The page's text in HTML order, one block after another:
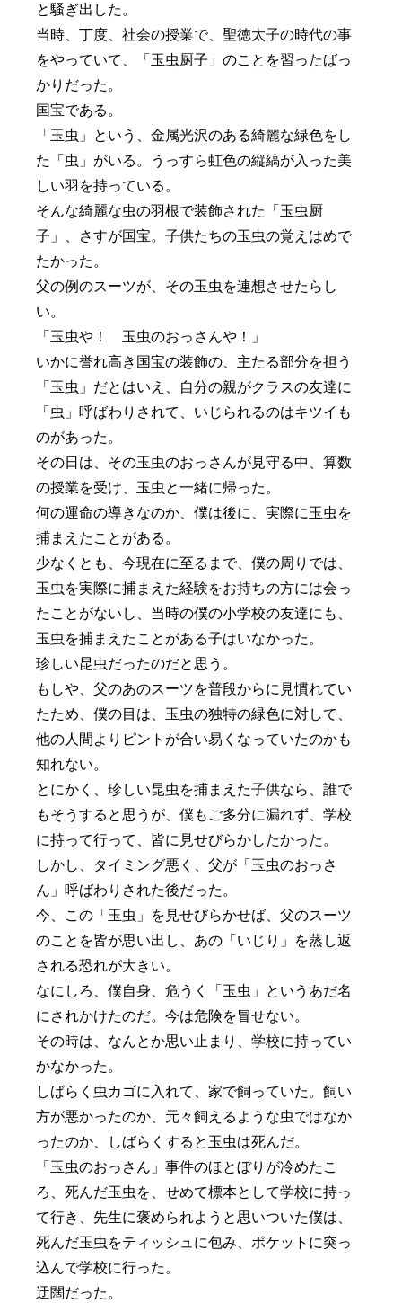
と騒ぎ出した。
当時、丁度、社会の授業で、聖徳太子の時代の事
をやっていて、「玉虫厨子」のことを習ったばっ
かりだった。
国宝である。
「玉虫」という、金属光沢のある綺麗な緑色をし
た「虫」がいる。うっすら虹色の縦縞が入った美
しい羽を持っている。
そんな綺麗な虫の羽根で装飾された「玉虫厨
子」、さすが国宝。子供たちの玉虫の覚えはめで
たかった。
父の例のスーツが、その玉虫を連想させたらし
い。
「玉虫や！ 玉虫のおっさんや！」
いかに誉れ高き国宝の装飾の、主たる部分を担う
「玉虫」だとはいえ、自分の親がクラスの友達に
「虫」呼ばわりされて、いじられるのはキツイも
のがあった。
その日は、その玉虫のおっさんが見守る中、算数
の授業を受け、玉虫と一緒に帰った。
何の運命の導きなのか、僕は後に、実際に玉虫を
捕まえたことがある。
少なくとも、今現在に至るまで、僕の周りでは、
玉虫を実際に捕まえた経験をお持ちの方には会っ
たことがないし、当時の僕の小学校の友達にも、
玉虫を捕まえたことがある子はいなかった。
珍しい昆虫だったのだと思う。
もしや、父のあのスーツを普段からに見慣れてい
たため、僕の目は、玉虫の独特の緑色に対して、
他の人間よりピントが合い易くなっていたのかも
知れない。
とにかく、珍しい昆虫を捕まえた子供なら、誰で
もそうすると思うが、僕もご多分に漏れず、学校
に持って行って、皆に見せびらかしたかった。
しかし、タイミング悪く、父が「玉虫のおっさ
ん」呼ばわりされた後だった。
今、この「玉虫」を見せびらかせば、父のスーツ
のことを皆が思い出し、あの「いじり」を蒸し返
される恐れが大きい。
なにしろ、僕自身、危うく「玉虫」というあだ名
にされかけたのだ。今は危険を冒せない。
その時は、なんとか思い止まり、学校に持ってい
かなかった。
しばらく虫カゴに入れて、家で飼っていた。飼い
方が悪かったのか、元々飼えるような虫ではなか
ったのか、しばらくすると玉虫は死んだ。
「玉虫のおっさん」事件のほとぼりが冷めたこ
ろ、死んだ玉虫を、せめて標本として学校に持っ
て行き、先生に褒められようと思いついた僕は、
死んだ玉虫をティッシュに包み、ポケットに突っ
込んで学校に行った。
迂闊だった。